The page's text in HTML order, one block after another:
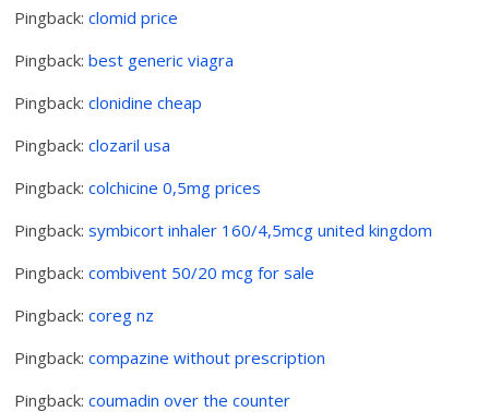
Pingback:clomid price
Pingback:best generic viagra
Pingback:clonidine cheap
Pingback:clozaril usa
Pingback:colchicine 0,5mg prices
Pingback:symbicort inhaler 160/4,5mcg united kingdom
Pingback:combivent 50/20 mcg for sale
Pingback:coreg nz
Pingback:compazine without prescription
Pingback:coumadin over the counter